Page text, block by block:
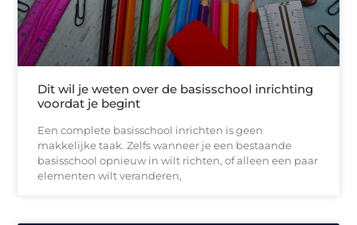
Dit wil je weten over de basisschool inrichting
voordat je begint
Een complete basisschool inrichten is geen
makkelijke taak. Zelfs wanneer je een bestaande
basisschool opnieuw in wilt richten, of alleen een paar
elementen wilt veranderen,